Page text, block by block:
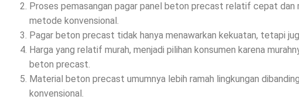
Proses pemasangan pagar panel beton precast relatif cepat dan
metode konvensional.
Pagar beton precast tidak hanya menawarkan kekuatan, tetapi
Harga yang relatif murah, menjadi pilihan konsumen karena
beton precast.
Material beton precast umumnya lebih ramah lingkungan
konvensional.